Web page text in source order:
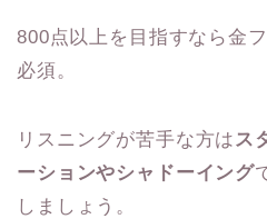
800点以上を目指すなら金
必須。
リスニングが苦手な方はス
ーションやシャドーイング
しましょう。